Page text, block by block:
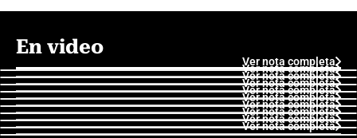
En video
Ver nota completa
Ver nota completa
Ver nota completa
Ver nota completa
Ver nota completa
Ver nota completa
Ver nota completa
Ver nota completa
Ver nota completa
Ver nota completa